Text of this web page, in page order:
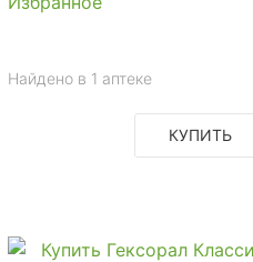
Найдено в 1 аптеке
КУПИТЬ